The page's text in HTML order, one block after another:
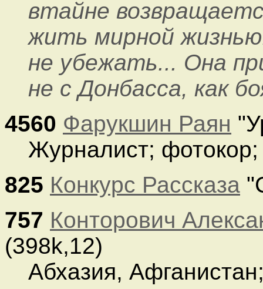
втайне
жить мирной
не убежать... Она
не с Донбасса, как
4560 Фарукшин Раян
Журналист; фотокор;
825 Конкурс Рассказа
757 Конторович
(398k,12)
Абхазия,